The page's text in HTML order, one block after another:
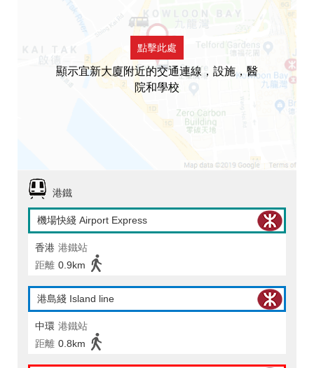
點擊此處
顯示宜新大廈附近的交通連線，設施，醫
院和學校
港鐵
機場快綫 Airport Express
香港 港鐵站
距離 0.9km
港島綫 Island line
中環 港鐵站
距離 0.8km